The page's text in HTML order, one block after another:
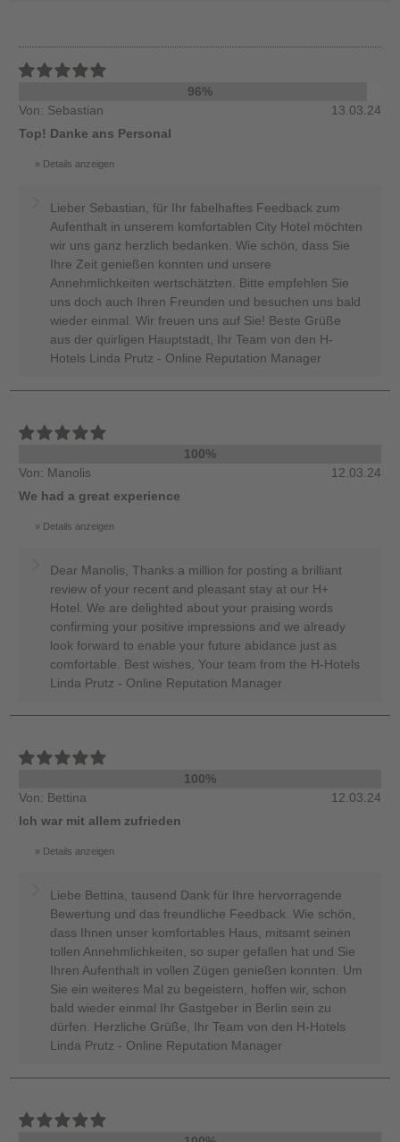
96%
Von: Sebastian
13.03.24
Top! Danke ans Personal
Details anzeigen
Lieber Sebastian, für Ihr fabelhaftes Feedback zum
Aufenthalt in unserem komfortablen City Hotel möchten
wir uns ganz herzlich bedanken. Wie schön, dass Sie
Ihre Zeit genießen konnten und unsere
Annehmlichkeiten wertschätzten. Bitte empfehlen Sie
uns doch auch Ihren Freunden und besuchen uns bald
wieder einmal. Wir freuen uns auf Sie! Beste Grüße
aus der quirligen Hauptstadt, Ihr Team von den H-
Hotels Linda Prutz - Online Reputation Manager
100%
Von: Manolis
12.03.24
We had a great experience
Details anzeigen
Dear Manolis, Thanks a million for posting a brilliant
review of your recent and pleasant stay at our H+
Hotel. We are delighted about your praising words
confirming your positive impressions and we already
look forward to enable your future abidance just as
comfortable. Best wishes, Your team from the H-Hotels
Linda Prutz - Online Reputation Manager
100%
Von: Bettina
12.03.24
Ich war mit allem zufrieden
Details anzeigen
Liebe Bettina, tausend Dank für Ihre hervorragende
Bewertung und das freundliche Feedback. Wie schön,
dass Ihnen unser komfortables Haus, mitsamt seinen
tollen Annehmlichkeiten, so super gefallen hat und Sie
Ihren Aufenthalt in vollen Zügen genießen konnten. Um
Sie ein weiteres Mal zu begeistern, hoffen wir, schon
bald wieder einmal Ihr Gastgeber in Berlin sein zu
dürfen. Herzliche Grüße, Ihr Team von den H-Hotels
Linda Prutz - Online Reputation Manager